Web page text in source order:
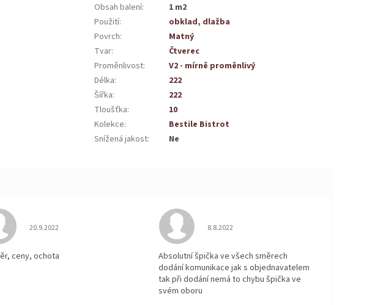
Obsah balení:
1 m2
Použití: obklad, dlažba
Povrch:
Matný
Tvar:
Čtverec
Proměnlivost:
V2 - mírně proměnlivý
Délka:
222
Šířka:
222
Tloušťka:
10
Kolekce:
Bestile Bistrot
Snížená jakost: Ne
Hodnocení obchodu je 5 z 5 hvězdiček.
20.9.2022
ceny, ochota
Hodnocení obchodu je 5 z 5 hvězdiček.
8.8.2022
Absolutní špička ve všech směrech
dodání komunikace jak s objednavatelem
tak při dodání nemá to chybu špička ve
svém oboru